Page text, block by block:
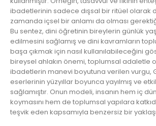
ibadetlerinin sadece dışsal bir ritüel olarak
zamanda içsel bir anlamı da olması
Bu sentez, dini öğretinin bireylerin günlük
edilmesini sağlamış ve dini kavramların
başa çıkmak için nasıl kullanılabileceğini
bireysel ahlakın önemi, toplumsal adaletle
ibadetlerin manevi boyutuna verilen vurgu,
eserlerinin yüzyıllar boyunca yayılmış ve
sağlamıştır. Onun modeli, insanın hem iç
koymasını hem de toplumsal yapılara
teşvik eden kapsamıyla benzersiz bir